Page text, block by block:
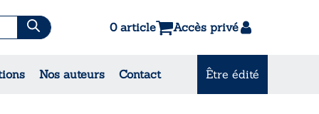
0 article Accès privé
Nos auteurs Contact Être édité
& Contes